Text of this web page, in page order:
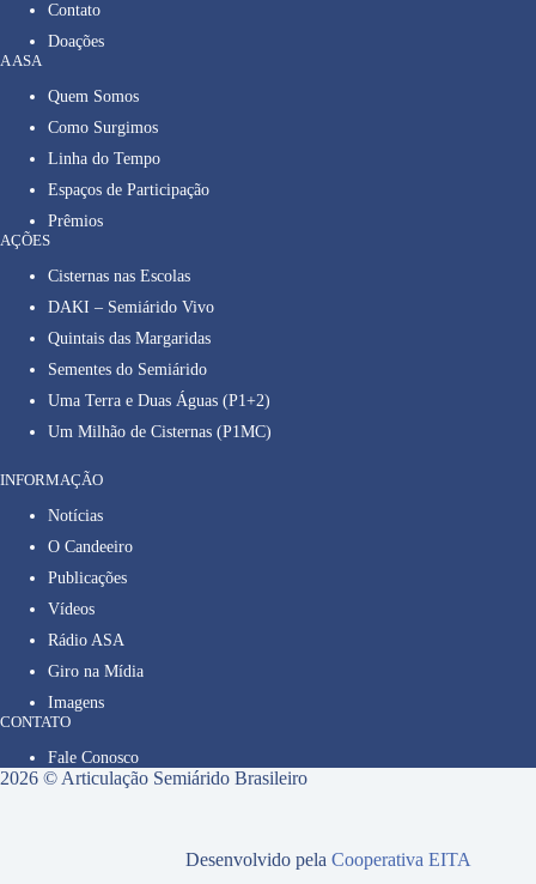
Contato
Doações
A ASA
Quem Somos
Como Surgimos
Linha do Tempo
Espaços de Participação
Prêmios
AÇÕES
Cisternas nas Escolas
DAKI – Semiárido Vivo
Quintais das Margaridas
Sementes do Semiárido
Uma Terra e Duas Águas (P1+2)
Um Milhão de Cisternas (P1MC)
INFORMAÇÃO
Notícias
O Candeeiro
Publicações
Vídeos
Rádio ASA
Giro na Mídia
Imagens
CONTATO
Fale Conosco
2026 © Articulação Semiárido Brasileiro
Desenvolvido pelaCooperativa EITA